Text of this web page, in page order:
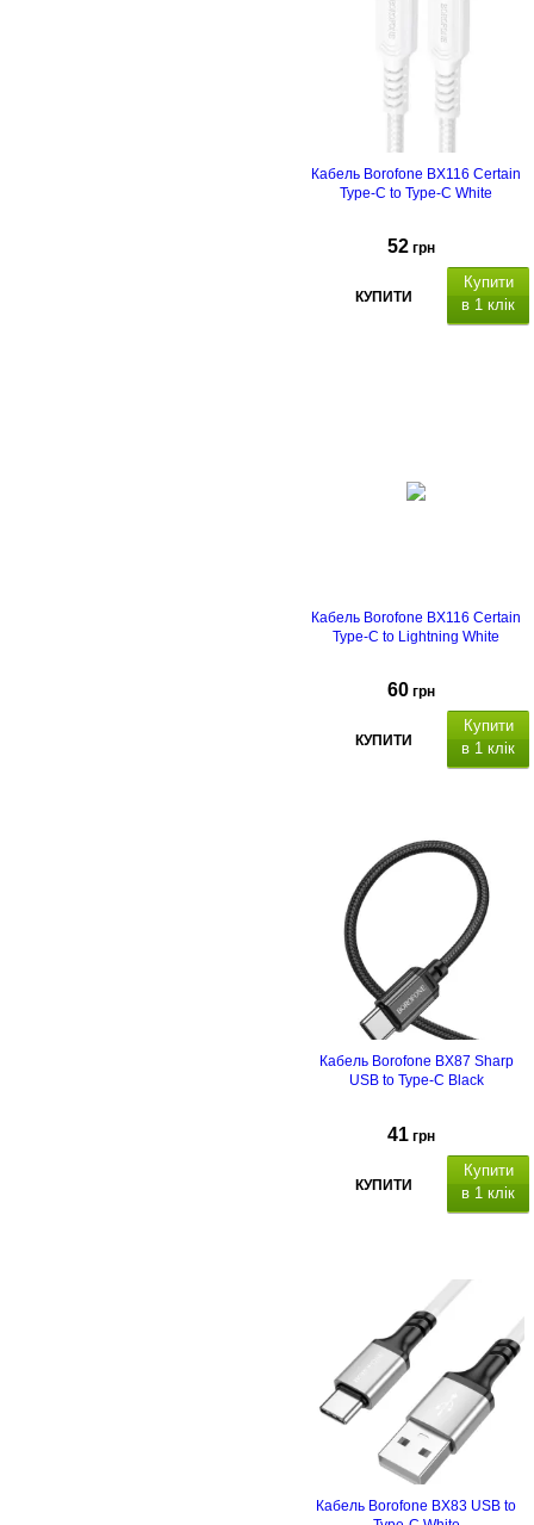
Кабель Borofone BX116 Certain
Type-C to Type-C White
52 грн
КУПИТИ
Купити
в 1 клік
Кабель Borofone BX116 Certain
Type-C to Lightning White
60 грн
КУПИТИ
Купити
в 1 клік
Кабель Borofone BX87 Sharp
USB to Type-C Black
41 грн
КУПИТИ
Купити
в 1 клік
Кабель Borofone BX83 USB to